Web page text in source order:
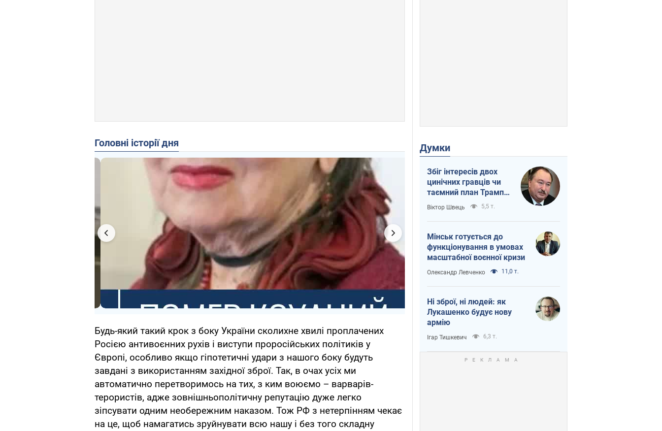
Головні історії дня
Будь-який такий крок з боку України сколихне хвилі проплачених
Росією антивоєнних рухів і виступи проросійських політиків у
Європі, особливо якщо гіпотетичні удари з нашого боку будуть
завдані з використанням західної зброї. Так, в очах усіх ми
автоматично перетворимось на тих, з ким воюємо – варварів-
терористів, адже зовнішньополітичну репутацію дуже легко
зіпсувати одним необережним наказом. Тож РФ з нетерпінням чекає
на це, щоб намагатись зруйнувати всю нашу і без того складну
Думки
Збіг інтересів двох
цинічних гравців чи
таємний план Трампа
і Путіна?
Віктор Швець 5,5 т.
Мінськ готується до
функціонування в умовах
масштабної воєнної кризи
Олександр Левченко 11,0 т.
Ні зброї, ні людей: як
Лукашенко будує нову
армію
Ігар Тишкевич 6,3 т.